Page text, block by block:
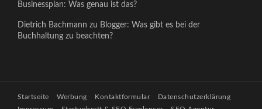
Businessplan: Was genau ist das?
Dietrich Bachmann zu Blogger: Was gibt es bei der
Buchhaltung zu beachten?
Startseite Werbung Kontaktformular
Datenschutzerklärung